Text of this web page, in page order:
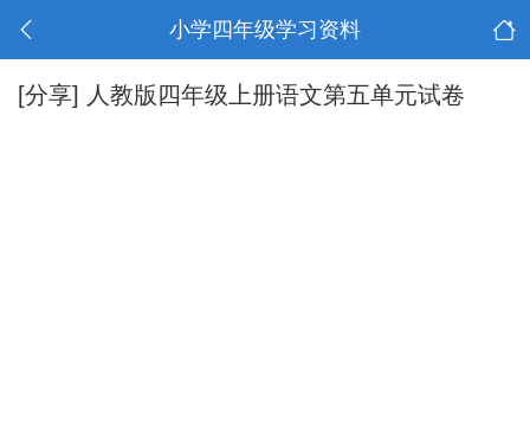
小学四年级学习资料
[分享] 人教版四年级上册语文第五单元试卷